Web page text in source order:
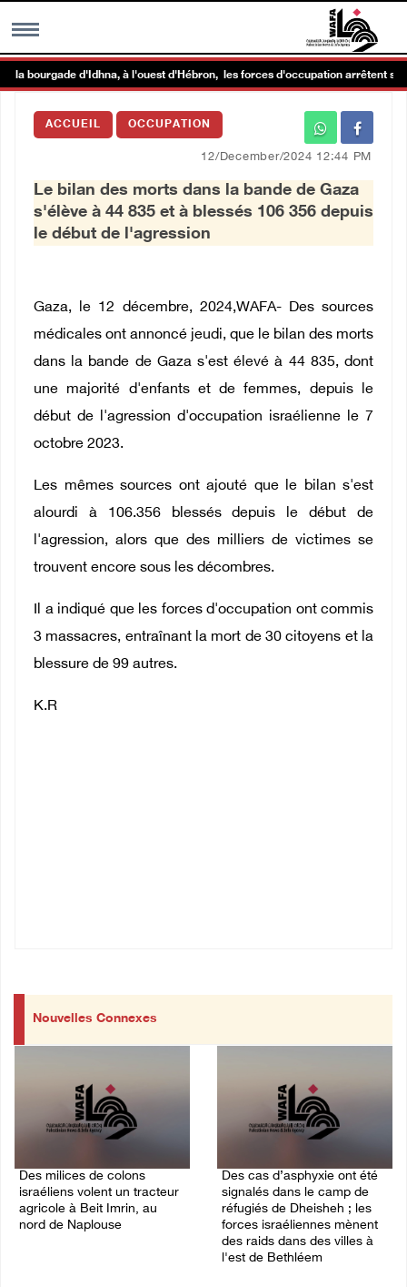
MENU
Galerie d’images
Centre palestinien
العربية
English
bourgade d'Idhna, à l'ouest d'Hébron, les forces d'occupation arrêtent sept
ACCUEIL OCCUPATION
12/December/2024 12:44 PM
Le bilan des morts dans la bande de Gaza
s'élève à 44 835 et à blessés 106 356 depuis
le début de l'agression
Gaza, le 12 décembre, 2024,WAFA- Des sources
médicales ont annoncé jeudi, que le bilan des morts
dans la bande de Gaza s'est élevé à 44 835, dont
une majorité d'enfants et de femmes, depuis le
début de l'agression d'occupation israélienne le 7
octobre 2023.
Les mêmes sources ont ajouté que le bilan s'est
alourdi à 106.356 blessés depuis le début de
l'agression, alors que des milliers de victimes se
trouvent encore sous les décombres.
Il a indiqué que les forces d'occupation ont commis
3 massacres, entraînant la mort de 30 citoyens et la
blessure de 99 autres.
K.R
Nouvelles Connexes
Des milices de colons
israéliens volent un tracteur
agricole à Beit Imrin, au
nord de Naplouse
Des cas d’asphyxie ont été
signalés dans le camp de
réfugiés de Dheisheh ; les
forces israéliennes mènent
des raids dans des villes à
l'est de Bethléem